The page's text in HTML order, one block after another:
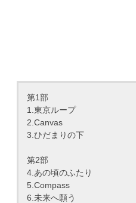
第1部
1.東京ループ
2.Canvas
3.ひだまりの下
第2部
4.あの頃のふたり
5.Compass
6.未来へ願う